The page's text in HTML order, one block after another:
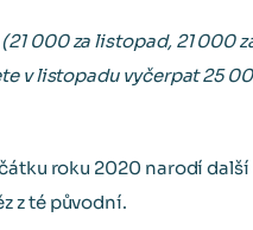
000 za listopad, 21 000
v listopadu vyčerpat 25
roku 2020 narodí
z té původní.